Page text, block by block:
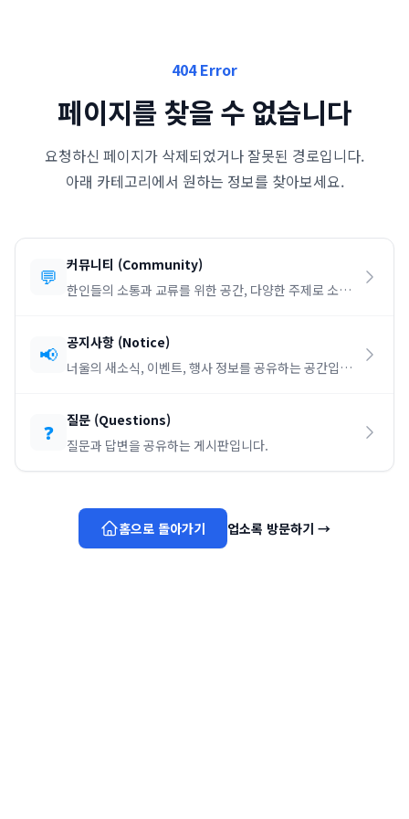
404 Error
페이지를 찾을 수 없습니다
요청하신 페이지가 삭제되었거나 잘못된 경로입니다.
아래 카테고리에서 원하는 정보를 찾아보세요.
💬 커뮤니티 (Community)
한인들의 소통과 교류를 위한 공간, 다양한 주제로 소통
📢 공지사항 (Notice)
너울의 새소식, 이벤트, 행사 정보를 공유하는 공간입니
❓ 질문 (Questions)
질문과 답변을 공유하는 게시판입니다.
홈으로 돌아가기 업소록 방문하기 →